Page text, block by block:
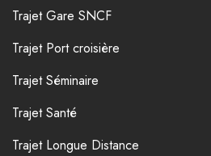
Trajet Gare SNCF
Trajet Port croisière
Trajet Séminaire
Trajet Santé
Trajet Longue Distance